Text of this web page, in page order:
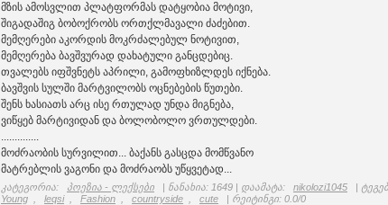
მზის ამოსვლით პლატფორმას დატყობია მოტივი,
შიგადაშიგ ბობოქრობს ორთქლმავალი ძაძებით.
მემღერები აკორდის მოკრძალებულ ნოტივით,
მემღერება ბავშვურად დახატული განცდებიც.
თვალებს იფშვნეტს აპრილი, გამოფხიზლდეს იქნება.
ბავშვის სულში მარტვილობს ოცნებების წუთები.
შენს ხასიათს არც ისე რთულად უნდა მიგნება,
ვიწყებ მარტივიდან და ბოლობოლო ვრთულდები.
..............
მოძრაობის სურვილით... ბაქანს გასცდა მომწვანო
მატრებლის ვაგონი და მოძრაობს უწყვეტად...
კატეგორია: პოეზია - ლექსები | ნანახია: 1649 | დაამატა: nikolozi1045 |
Young
leqsi Fashion countryside cute | რეიტინგი: 0.0/0